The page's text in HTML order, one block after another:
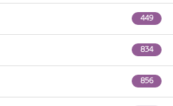
449
834
856